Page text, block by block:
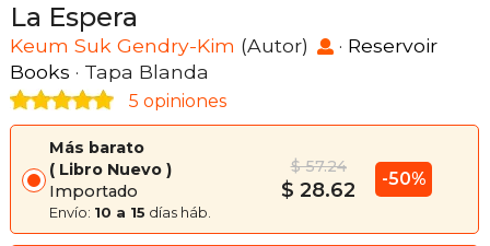
La Espera
Keum Suk Gendry-Kim (Autor) · Reservoir
Books · Tapa Blanda
5 opiniones
Más barato
Libro Nuevo
Importado
Envío: 10 a 15 días háb.
$ 57.24
$ 28.62 -50%